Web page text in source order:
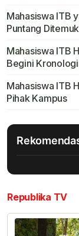
Mahasiswa ITB
Puntang
Mahasiswa ITB
Begini
Mahasiswa ITB
Pihak Kampus
Republika TV